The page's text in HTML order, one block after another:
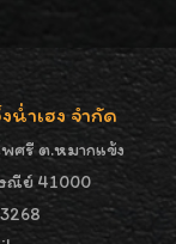
น่ำเฮง จำกัด
ศรี ต.หมากแข้ง
ษณีย์ 41000